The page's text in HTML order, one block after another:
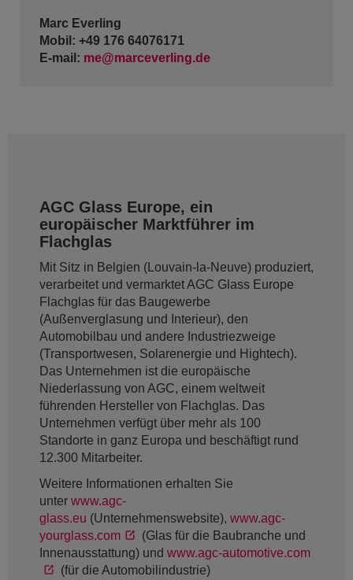
Marc Everling
Mobil: +49 176 64076171
E-mail: me@marceverling.de
AGC Glass Europe, ein
europäischer Marktführer im
Flachglas
Mit Sitz in Belgien (Louvain-la-Neuve) produziert,
verarbeitet und vermarktet AGC Glass Europe
Flachglas für das Baugewerbe
(Außenverglasung und Interieur), den
Automobilbau und andere Industriezweige
(Transportwesen, Solarenergie und Hightech).
Das Unternehmen ist die europäische
Niederlassung von AGC, einem weltweit
führenden Hersteller von Flachglas. Das
Unternehmen verfügt über mehr als 100
Standorte in ganz Europa und beschäftigt rund
12.300 Mitarbeiter.
Weitere Informationen erhalten Sie
unter www.agc-
glass.eu (Unternehmenswebsite), www.agc-
yourglass.com
(Glas für die Baubranche und
Innenausstattung) und www.agc-automotive.com
(für die Automobilindustrie)